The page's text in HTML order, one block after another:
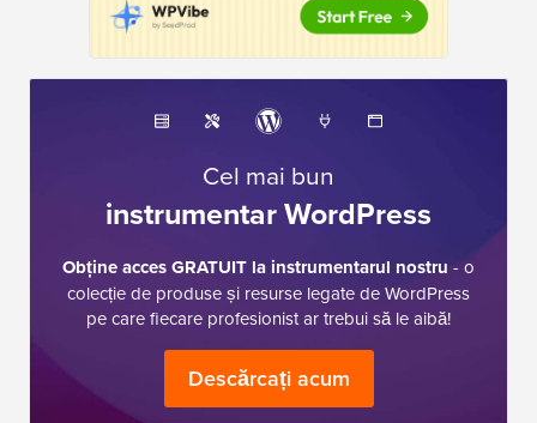
Cel mai bun
instrumentar WordPress
Obține acces GRATUIT la instrumentarul nostru - o
colecție de produse și resurse legate de WordPress
pe care fiecare profesionist ar trebui să le aibă!
Descărcați acum